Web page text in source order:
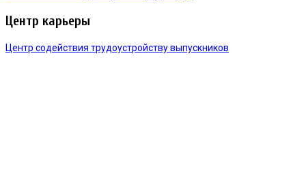
Центр карьеры
Центр содействия трудоустройству выпускников